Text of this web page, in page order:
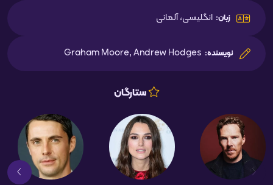
زبان: انگلیسی، آلمانی
نویسنده: Graham Moore, Andrew Hodges
ستارگان